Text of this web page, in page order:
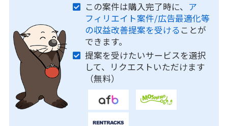
この案件は購入完了時に、 ア
フィリエイト案件/広告最適化等
の収益改善提案を受ける ことが
できます。
提案を受けたいサービスを選択
して、リクエストいただけます
（無料）